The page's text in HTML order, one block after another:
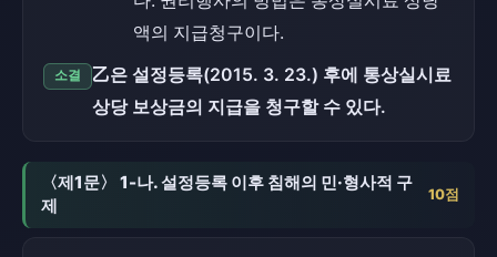
액의 지급청구이다.
소결
乙은 설정등록(2015. 3. 23.) 후에 통상실시료
상당 보상금의 지급을 청구할 수 있다.
〈제1문〉 1-나. 설정등록 이후 침해의 민·형사적 구
제
10점